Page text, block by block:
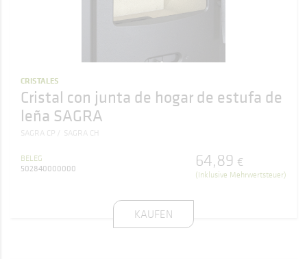
CRISTALES
Cristal con junta de hogar de estufa de
leña SAGRA
SAGRA CP SAGRA CH
BELEG
502840000000
64,89 €
(Inklusive Mehrwertsteuer)
KAUFEN